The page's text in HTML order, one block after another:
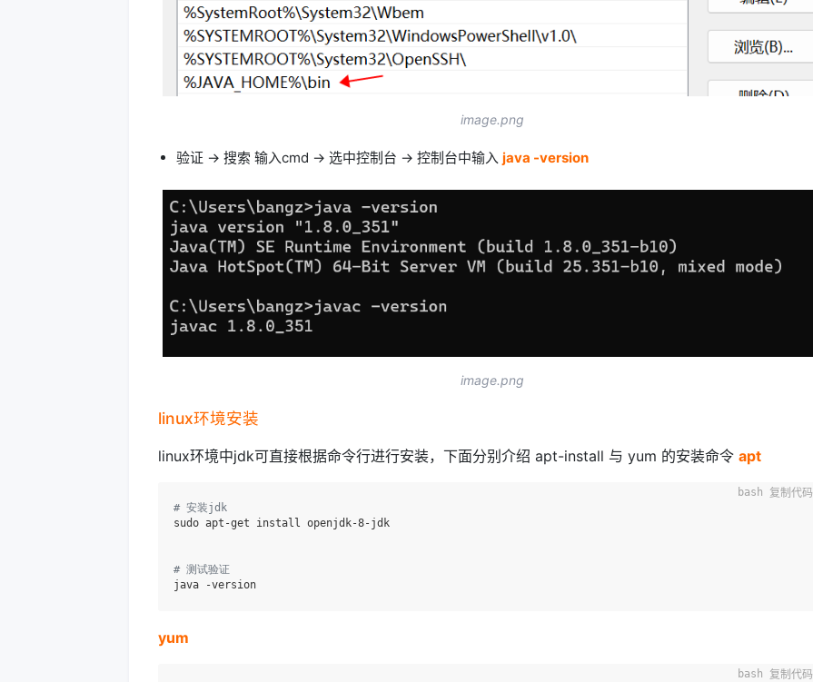
image.png
验证 -> 搜索 输入cmd -> 选中控制台 -> 控制台中输入 java -version
image.png
linux环境安装
linux环境中jdk可直接根据命令行进行安装，下面分别介绍 apt-install 与 yum 的安装命令 apt
# 安装jdk
sudo apt-get install openjdk-8-jdk
# 测试验证
复制代码
yum
复制代码